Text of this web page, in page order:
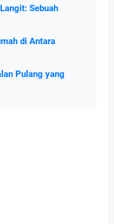
Sebuah
di Antara
Pulang yang